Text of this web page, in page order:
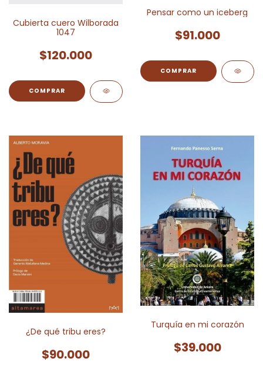
Cubierta cuero Wilborada
1047
$120.000
Pensar como un iceberg
$91.000
¿De qué tribu eres?
$90.000
Turquía en mi corazón
$39.000